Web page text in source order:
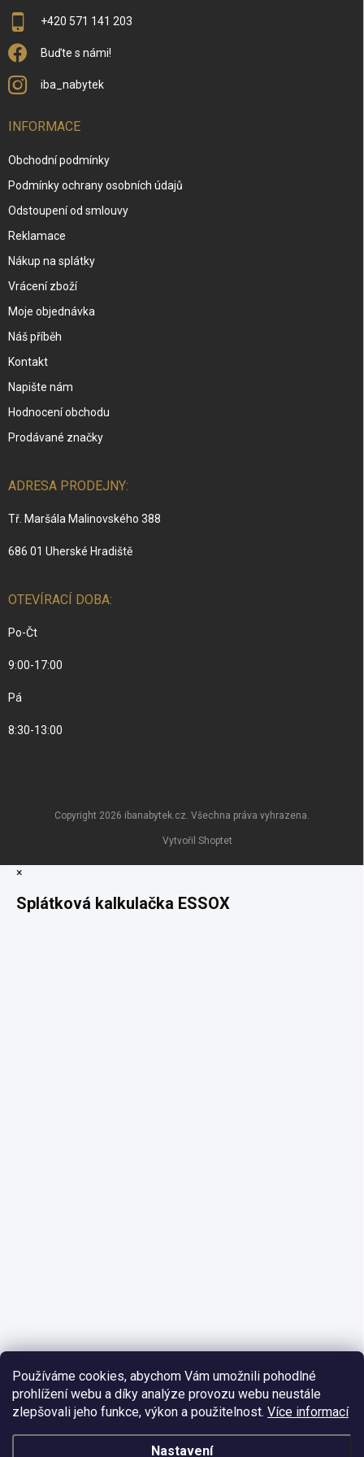
Používáme cookies, abychom Vám umožnili pohodlné
prohlížení webu a díky analýze provozu webu neustále
zlepšovali jeho funkce, výkon a použitelnost. Více informací
Nastavení
+420 571 141 203
Buďte s námi!
iba_nabytek
INFORMACE
Obchodní podmínky
Podmínky ochrany osobních údajů
Odstoupení od smlouvy
Reklamace
Nákup na splátky
Vrácení zboží
Moje objednávka
Náš příběh
Kontakt
Napište nám
Hodnocení obchodu
Prodávané značky
ADRESA PRODEJNY:
Tř. Maršála Malinovského 388
686 01 Uherské Hradiště
OTEVÍRACÍ DOBA:
Po-Čt
9:00-17:00
Pá
8:30-13:00
Vytvořil Shoptet
Copyright 2026 ibanabytek.cz. Všechna práva vyhrazena.
×
Splátková kalkulačka ESSOX